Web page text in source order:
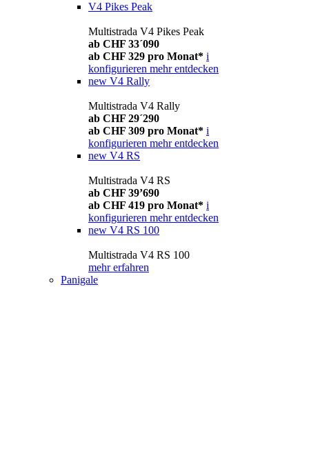
V4 Pikes Peak
Multistrada V4 Pikes Peak
ab CHF 33´090
ab CHF 329 pro Monat* i
konfigurieren mehr entdecken
new V4 Rally
Multistrada V4 Rally
ab CHF 29´290
ab CHF 309 pro Monat* i
konfigurieren mehr entdecken
new V4 RS
Multistrada V4 RS
ab CHF 39’690
ab CHF 419 pro Monat* i
konfigurieren mehr entdecken
new V4 RS 100
Multistrada V4 RS 100
mehr erfahren
Panigale